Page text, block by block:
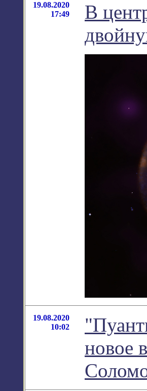
19.08.2020
17:49
В
19.08.2020
10:02
новое